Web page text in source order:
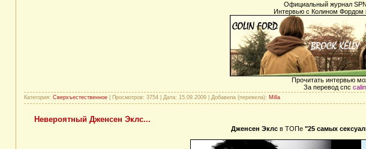
Официальный журнал
Интервью с Колином Фордом
Прочитать интервью
За перевод спс
Категория: Сверхъестественное | Просмотров: 3754 | Дата: 15.09.2009 | Добавила (перевела): Milla
Невероятный Дженсен Эклс...
Дженсен Эклс в ТОПе "25 самых